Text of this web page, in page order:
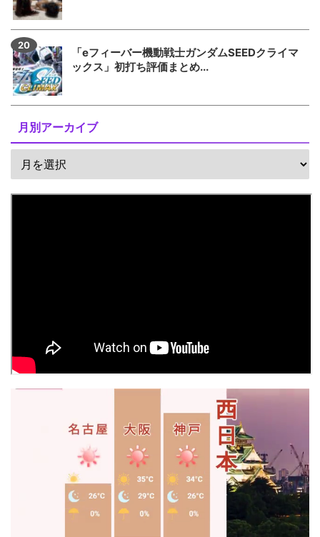
「eフィーバー機動戦士ガンダムSEEDクライマ
ックス」初打ち評価まとめ...
月別アーカイブ